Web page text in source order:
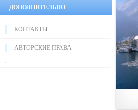
ДОПОЛНИТЕЛЬНО
КОНТАКТЫ
АВТОРСКИЕ ПРАВА